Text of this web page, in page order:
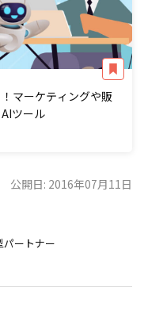
マーケティングや販
ツール
公開日: 2016年07月11日
ートナー